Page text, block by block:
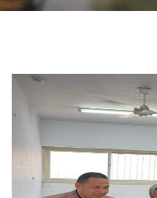
الطلاب
هيئة التدريس
الدراسات العليا